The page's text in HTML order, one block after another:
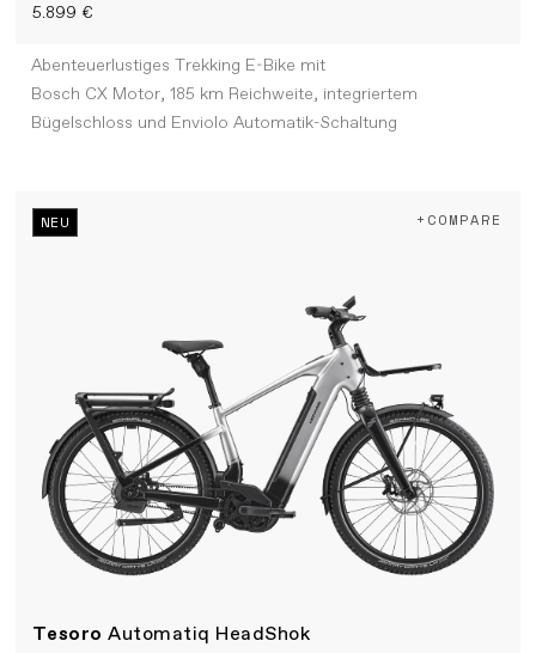
5.899 €
Abenteuerlustiges Trekking E-Bike mit
Bosch CX Motor, 185 km Reichweite, integriertem
Bügelschloss und Enviolo Automatik-Schaltung
NEU
TesoroAutomatiq HeadShok
+COMPARE